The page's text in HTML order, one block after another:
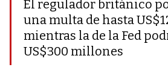
El regulador británico
una multa de hasta
mientras la de la Fed
US$300 millones